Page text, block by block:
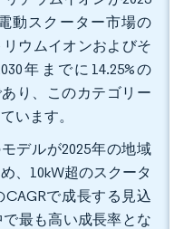
動スクーター市場の
ウムイオンおよびそ
年までに14.25%の
り、このカテゴリー
います。
デルが2025年の地域
、10kW超のスクータ
CAGRで成長する見込
最も高い成長率とな